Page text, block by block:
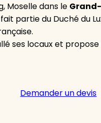
Moselle dans le
partie du Duché du
ses locaux et
Demander un devis